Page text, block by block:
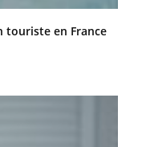
touriste en France